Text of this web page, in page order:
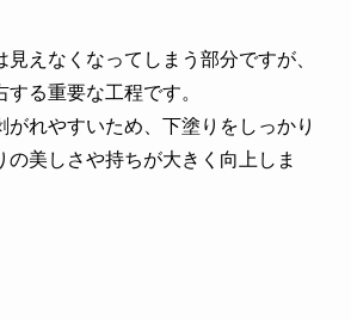
えなくなってしまう部分ですが、
る重要な工程です。
がれやすいため、下塗りをしっかり
の美しさや持ちが大きく向上しま